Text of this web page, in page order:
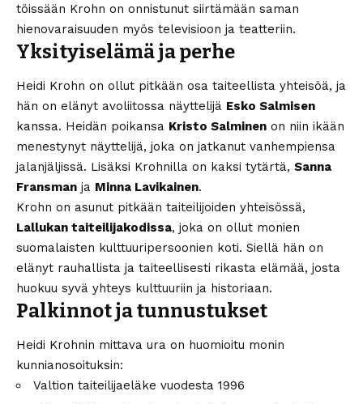
töissään Krohn on onnistunut siirtämään saman
hienovaraisuuden myös televisioon ja teatteriin.
Yksityiselämä ja perhe
Heidi Krohn on ollut pitkään osa taiteellista yhteisöä, ja
hän on elänyt avoliitossa näyttelijä Esko Salmisen
kanssa. Heidän poikansa Kristo Salminen on niin ikään
menestynyt näyttelijä, joka on jatkanut vanhempiensa
jalanjäljissä. Lisäksi Krohnilla on kaksi tytärtä, Sanna
Fransman ja Minna Lavikainen.
Krohn on asunut pitkään taiteilijoiden yhteisössä,
Lallukan taiteilijakodissa, joka on ollut monien
suomalaisten kulttuuripersoonien koti. Siellä hän on
elänyt rauhallista ja taiteellisesti rikasta elämää, josta
huokuu syvä yhteys kulttuuriin ja historiaan.
Palkinnot ja tunnustukset
Heidi Krohnin mittava ura on huomioitu monin
kunnianosoituksin:
Valtion taiteilijaeläke vuodesta 1996